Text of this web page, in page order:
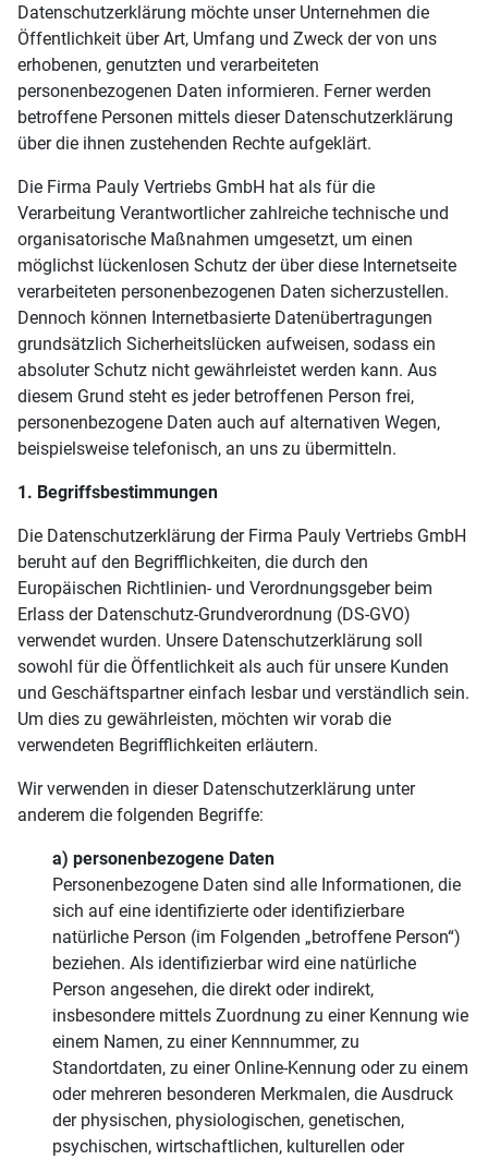
Datenschutzerklärung möchte unser Unternehmen die
Öffentlichkeit über Art, Umfang und Zweck der von uns
erhobenen, genutzten und verarbeiteten
personenbezogenen Daten informieren. Ferner werden
betroffene Personen mittels dieser Datenschutzerklärung
über die ihnen zustehenden Rechte aufgeklärt.
Die Firma Pauly Vertriebs GmbH hat als für die
Verarbeitung Verantwortlicher zahlreiche technische und
organisatorische Maßnahmen umgesetzt, um einen
möglichst lückenlosen Schutz der über diese Internetseite
verarbeiteten personenbezogenen Daten sicherzustellen.
Dennoch können Internetbasierte Datenübertragungen
grundsätzlich Sicherheitslücken aufweisen, sodass ein
absoluter Schutz nicht gewährleistet werden kann. Aus
diesem Grund steht es jeder betroffenen Person frei,
personenbezogene Daten auch auf alternativen Wegen,
beispielsweise telefonisch, an uns zu übermitteln.
1. Begriffsbestimmungen
Die Datenschutzerklärung der Firma Pauly Vertriebs GmbH
beruht auf den Begrifflichkeiten, die durch den
Europäischen Richtlinien- und Verordnungsgeber beim
Erlass der Datenschutz-Grundverordnung (DS-GVO)
verwendet wurden. Unsere Datenschutzerklärung soll
sowohl für die Öffentlichkeit als auch für unsere Kunden
und Geschäftspartner einfach lesbar und verständlich sein.
Um dies zu gewährleisten, möchten wir vorab die
verwendeten Begrifflichkeiten erläutern.
Wir verwenden in dieser Datenschutzerklärung unter
anderem die folgenden Begriffe:
a) personenbezogene Daten
Personenbezogene Daten sind alle Informationen, die
sich auf eine identifizierte oder identifizierbare
natürliche Person (im Folgenden „betroffene Person“)
beziehen. Als identifizierbar wird eine natürliche
Person angesehen, die direkt oder indirekt,
insbesondere mittels Zuordnung zu einer Kennung wie
einem Namen, zu einer Kennnummer, zu
Standortdaten, zu einer Online-Kennung oder zu einem
oder mehreren besonderen Merkmalen, die Ausdruck
der physischen, physiologischen, genetischen,
psychischen, wirtschaftlichen, kulturellen oder